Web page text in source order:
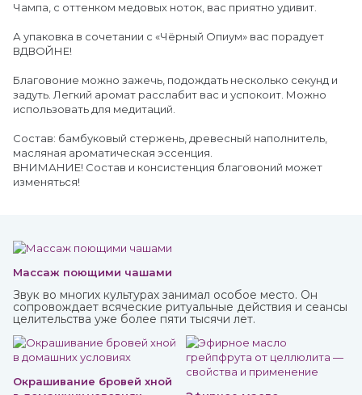
Чампа, с оттенком медовых ноток, вас приятно удивит.
А упаковка в сочетании с «Чёрный Опиум» вас порадует
ВДВОЙНЕ!
Благовоние можно зажечь, подождать несколько секунд и
задуть. Легкий аромат расслабит вас и успокоит. Можно
использовать для медитаций.
Состав: бамбуковый стержень, древесный наполнитель,
масляная ароматическая эссенция.
ВНИМАНИЕ! Состав и консистенция благовоний может
изменяться!
Массаж поющими чашами
Звук во многих культурах занимал особое место. Он
сопровождает всяческие ритуальные действия и сеансы
целительства уже более пяти тысячи лет.
Окрашивание бровей хной